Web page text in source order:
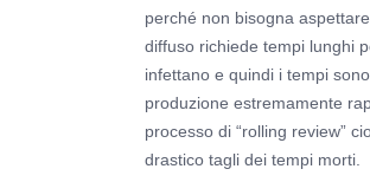
perché non bisogna
diffuso richiede tempi lunghi
infettano e quindi i tempi
produzione estremamente
processo di “rolling review”
drastico tagli dei tempi morti.